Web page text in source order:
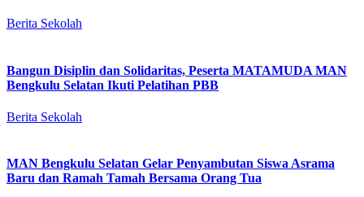
Berita Sekolah
Bangun Disiplin dan Solidaritas, Peserta MATAMUDA MAN
Bengkulu Selatan Ikuti Pelatihan PBB
Berita Sekolah
MAN Bengkulu Selatan Gelar Penyambutan Siswa Asrama
Baru dan Ramah Tamah Bersama Orang Tua